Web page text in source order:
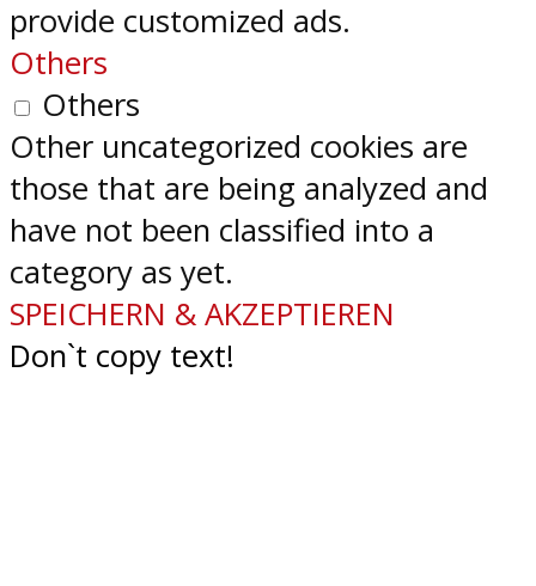
provide customized ads.
Others
Others
Other uncategorized cookies are
those that are being analyzed and
have not been classified into a
category as yet.
SPEICHERN & AKZEPTIEREN
Don`t copy text!